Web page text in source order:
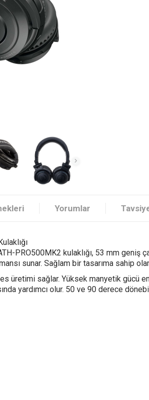
Yorumlar
PRO500MK2 kulaklığı, 53 mm
sunar. Sağlam bir tasarıma
üretimi sağlar. Yüksek manyetik gücü
yardımcı olur. 50 ve 90 derece